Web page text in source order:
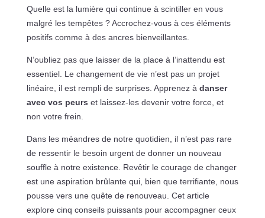
Quelle est la lumière qui continue à scintiller en vous
malgré les tempêtes ? Accrochez-vous à ces éléments
positifs comme à des ancres bienveillantes.
N’oubliez pas que laisser de la place à l’inattendu est
essentiel. Le changement de vie n’est pas un projet
linéaire, il est rempli de surprises. Apprenez à danser
avec vos peurs et laissez-les devenir votre force, et
non votre frein.
Dans les méandres de notre quotidien, il n’est pas rare
de ressentir le besoin urgent de donner un nouveau
souffle à notre existence. Revêtir le courage de changer
est une aspiration brûlante qui, bien que terrifiante, nous
pousse vers une quête de renouveau. Cet article
explore cinq conseils puissants pour accompagner ceux